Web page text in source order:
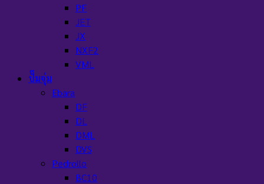
PF
JET
JX
NXF2
VML
ปั๊มจุ่ม
Ebara
DF
DL
DML
DVS
Pedrollo
BC10